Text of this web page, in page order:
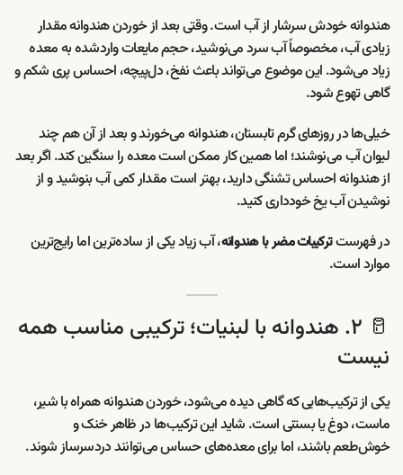
هندوانه خودش سرشار از آب است. وقتی بعد از خوردن هندوانه مقدار
زیادی آب، مخصوصاً آب سرد می‌نوشید، حجم مایعات واردشده به معده
زیاد می‌شود. این موضوع می‌تواند باعث نفخ، دل‌پیچه، احساس پری شکم و
گاهی تهوع شود.
خیلی‌ها در روزهای گرم تابستان، هندوانه می‌خورند و بعد از آن هم چند
لیوان آب می‌نوشند؛ اما همین کار ممکن است معده را سنگین کند. اگر بعد
از هندوانه احساس تشنگی دارید، بهتر است مقدار کمی آب بنوشید و از
نوشیدن آب یخ خودداری کنید.
در فهرستترکیبات مضر با هندوانه، آب زیاد یکی از ساده‌ترین اما رایج‌ترین
موارد است.
🥛 ۲. هندوانه با لبنیات؛ ترکیبی مناسب همه
نیست
یکی از ترکیب‌هایی که گاهی دیده می‌شود، خوردن هندوانه همراه با شیر،
ماست، دوغ یا بستنی است. شاید این ترکیب‌ها در ظاهر خنک و
خوش‌طعم باشند، اما برای معده‌های حساس می‌توانند دردسرساز شوند.